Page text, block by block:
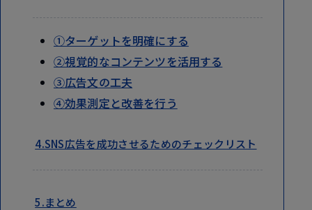
①ターゲットを明確にする
②視覚的なコンテンツを活用する
③広告文の工夫
④効果測定と改善を行う
4.SNS広告を成功させるためのチェックリスト
5.まとめ